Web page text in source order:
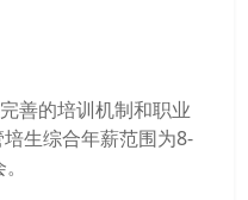
善的培训机制和职业
生综合年薪范围为8-